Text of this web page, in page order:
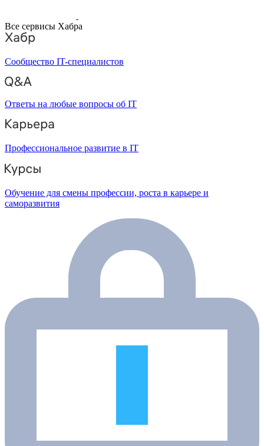
Все сервисы Хабра
Сообщество IT-специалистов
Ответы на любые вопросы об IT
Профессиональное развитие в IT
Обучение для смены профессии, роста в карьере и
саморазвития